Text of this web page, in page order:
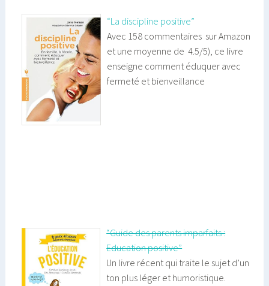
“La discipline positive”
Avec 158 commentaires sur Amazon
et une moyenne de 4.5/5), ce livre
enseigne comment éduquer avec
fermeté et bienveillance
“Guide des parents imparfaits :
Education positive”
Un livre récent qui traite le sujet d’un
ton plus léger et humoristique.